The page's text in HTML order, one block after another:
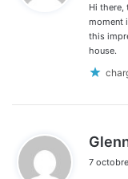
:
Hi there,
moment
this
house.
7